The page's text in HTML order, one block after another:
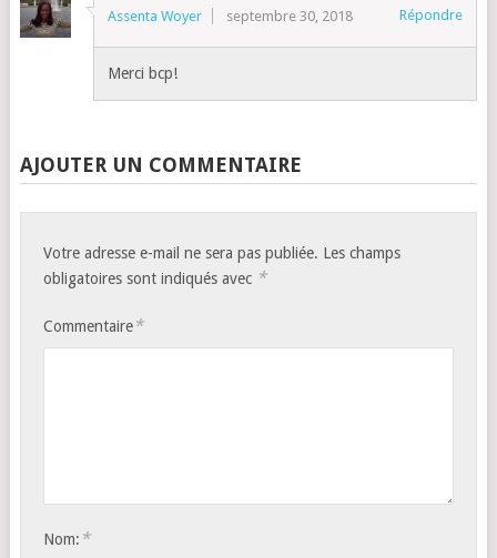
Assenta Woyer septembre 30, 2018 Répondre
Merci bcp!
AJOUTER UN COMMENTAIRE
Votre adresse e-mail ne sera pas publiée. Les champs
obligatoires sont indiqués avec *
Commentaire*
Nom: *